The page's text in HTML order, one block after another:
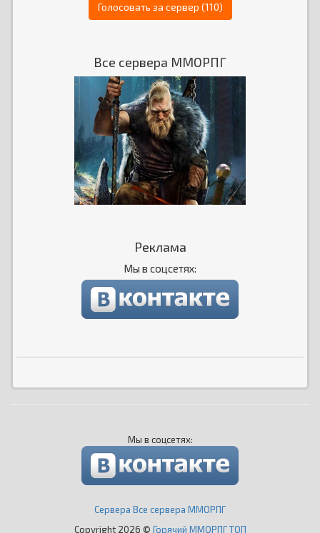
Голосовать за сервер (110)
Все сервера ММОРПГ
Реклама
Мы в соцсетях:
Мы в соцсетях:
Сервера Все сервера ММОРПГ
Copyright 2026 © Горячий ММОРПГ ТОП